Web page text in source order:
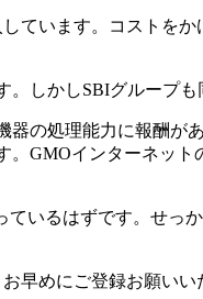
ています。コストを
しかしSBIグループも
の処理能力に報酬が
GMOインターネット
いるはずです。せっ
早めにご登録お願いい